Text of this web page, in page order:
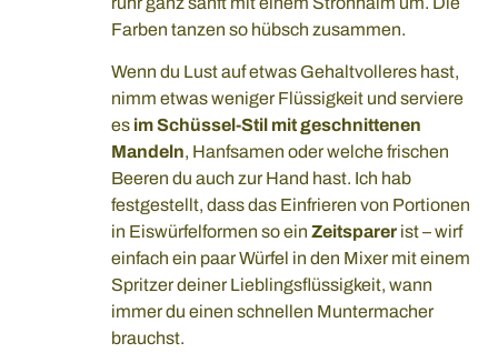
Farben tanzen so hübsch zusammen.
Wenn du Lust auf etwas Gehaltvolleres hast,
nimm etwas weniger Flüssigkeit und serviere
es im Schüssel-Stil mit geschnittenen
Mandeln, Hanfsamen oder welche frischen
Beeren du auch zur Hand hast. Ich hab
festgestellt, dass das Einfrieren von Portionen
in Eiswürfelformen so ein Zeitsparer ist – wirf
einfach ein paar Würfel in den Mixer mit einem
Spritzer deiner Lieblingsflüssigkeit, wann
immer du einen schnellen Muntermacher
brauchst.